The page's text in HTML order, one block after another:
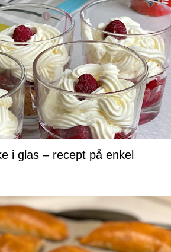
i glas – recept på enkel